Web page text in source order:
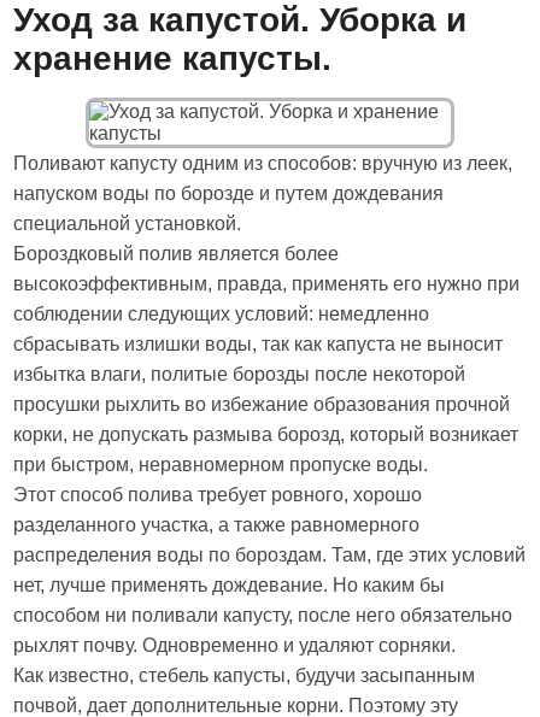
Уход за капустой. Уборка и
хранение капусты.
Поливают капусту одним из способов: вручную из леек,
напуском воды по борозде и путем дождевания
специальной установкой.
Бороздковый полив является более
высокоэффективным, правда, применять его нужно при
соблюдении следующих условий: немедленно
сбрасывать излишки воды, так как капуста не выносит
избытка влаги, политые борозды после некоторой
просушки рыхлить во избежание образования прочной
корки, не допускать размыва борозд, который возникает
при быстром, неравномерном пропуске воды.
Этот способ полива требует ровного, хорошо
разделанного участка, а также равномерного
распределения воды по бороздам. Там, где этих условий
нет, лучше применять дождевание. Но каким бы
способом ни поливали капусту, после него обязательно
рыхлят почву. Одновременно и удаляют сорняки.
Как известно, стебель капусты, будучи засыпанным
почвой, дает дополнительные корни. Поэтому эту